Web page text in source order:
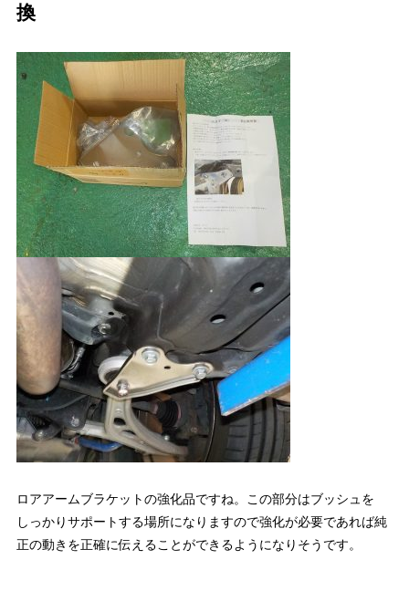
換
ロアアームブラケットの強化品ですね。この部分はブッシュを
しっかりサポートする場所になりますので強化が必要であれば純
正の動きを正確に伝えることができるようになりそうです。